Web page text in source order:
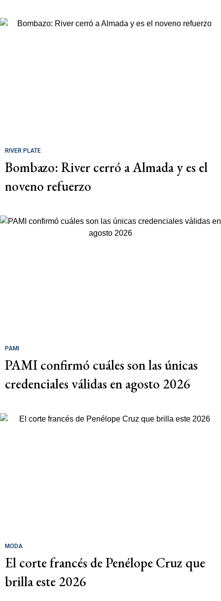
RIVER PLATE
Bombazo: River cerró a Almada y es el
noveno refuerzo
PAMI
PAMI confirmó cuáles son las únicas
credenciales válidas en agosto 2026
MODA
El corte francés de Penélope Cruz que
brilla este 2026